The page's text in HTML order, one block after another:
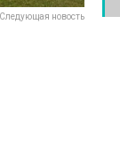
Следующая новость